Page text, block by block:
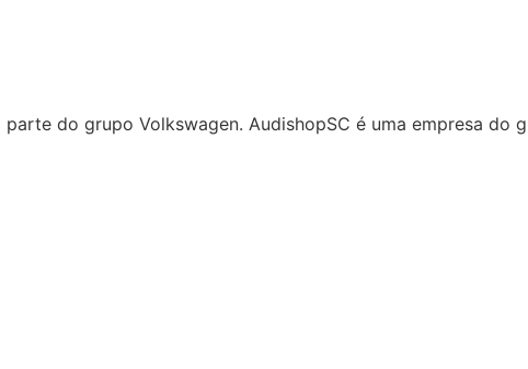
do grupo Volkswagen. AudishopSC é uma empresa do